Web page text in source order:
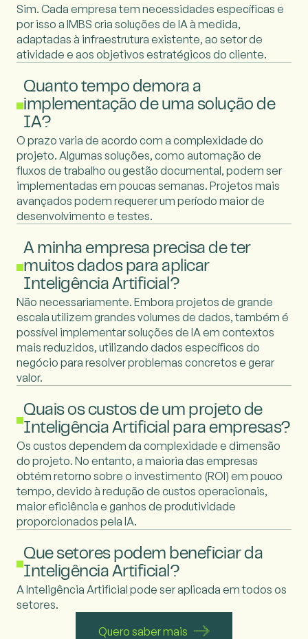
Sim. Cada empresa tem necessidades específicas e
por isso a IMBS cria soluções de IA à medida,
adaptadas à infraestrutura existente, ao setor de
atividade e aos objetivos estratégicos do cliente.
Quanto tempo demora a
implementação de uma solução de
IA?
O prazo varia de acordo com a complexidade do
projeto. Algumas soluções, como automação de
fluxos de trabalho ou gestão documental, podem ser
implementadas em poucas semanas. Projetos mais
avançados podem requerer um período maior de
desenvolvimento e testes.
A minha empresa precisa de ter
muitos dados para aplicar
Inteligência Artificial?
Não necessariamente. Embora projetos de grande
escala utilizem grandes volumes de dados, também é
possível implementar soluções de IA em contextos
mais reduzidos, utilizando dados específicos do
negócio para resolver problemas concretos e gerar
valor.
Quais os custos de um projeto de
Inteligência Artificial para empresas?
Os custos dependem da complexidade e dimensão
do projeto. No entanto, a maioria das empresas
obtém retorno sobre o investimento (ROI) em pouco
tempo, devido à redução de custos operacionais,
maior eficiência e ganhos de produtividade
proporcionados pela IA.
Que setores podem beneficiar da
Inteligência Artificial?
A Inteligência Artificial pode ser aplicada em todos os
setores.
Quero saber mais